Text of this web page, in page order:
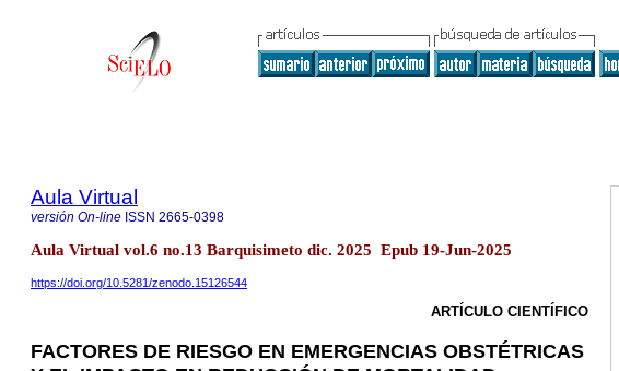
Aula Virtual
versión On-line ISSN 2665-0398
Aula Virtual vol.6 no.13 Barquisimeto dic. 2025 Epub 19-Jun-2025
https://doi.org/10.5281/zenodo.15126544
ARTÍCULO CIENTÍFICO
FACTORES DE RIESGO EN EMERGENCIAS OBSTÉTRICAS